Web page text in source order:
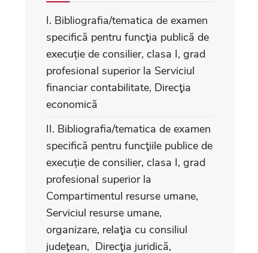
I. Bibliografia/tematica de examen
specifică pentru funcţia publică de
execuție de consilier, clasa I, grad
profesional superior la Serviciul
financiar contabilitate, Direcţia
economică
II. Bibliografia/tematica de examen
specifică pentru funcţiile publice de
execuție de consilier, clasa I, grad
profesional superior la
Compartimentul resurse umane,
Serviciul resurse umane,
organizare, relaţia cu consiliul
judeţean, Direcţia juridică,